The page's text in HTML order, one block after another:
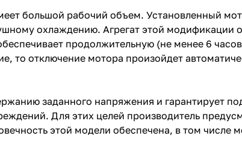
большой рабочий объем. Установленный
охлаждению. Агрегат этой модификации
продолжительную (не менее 6
то отключение мотора произойдет
заданного напряжения и гарантирует
Для этих целей производитель
этой модели обеспечена, в том числе